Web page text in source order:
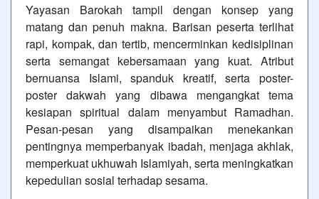
Yayasan Barokah tampil dengan konsep yang
matang dan penuh makna. Barisan peserta terlihat
rapi, kompak, dan tertib, mencerminkan kedisiplinan
serta semangat kebersamaan yang kuat. Atribut
bernuansa Islami, spanduk kreatif, serta poster-
poster dakwah yang dibawa mengangkat tema
kesiapan spiritual dalam menyambut Ramadhan.
Pesan-pesan yang disampaikan menekankan
pentingnya memperbanyak ibadah, menjaga akhlak,
memperkuat ukhuwah Islamiyah, serta meningkatkan
kepedulian sosial terhadap sesama.